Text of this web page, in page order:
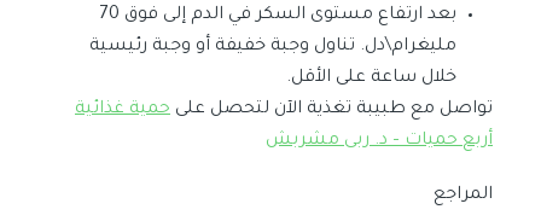
بعد ارتفاع مستوى السكر في الدم إلى فوق 70
مليغرام\دل. تناول وجبة خفيفة أو وجبة رئيسية
خلال ساعة على الأقل.
تواصل مع طبيبة تغذية الآن لتحصل على حمية غذائية
أربع حميات – د. ربى مشربش
المراجع